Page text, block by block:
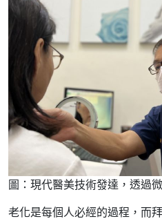
圖：現代醫美技術發達，透過
老化是每個人必經的過程，而